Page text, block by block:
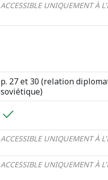
ACCESSIBLE UNIQUEMENT À
p. 27 et 30 (relation
soviétique)
ACCESSIBLE UNIQUEMENT À
ACCESSIBLE UNIQUEMENT À